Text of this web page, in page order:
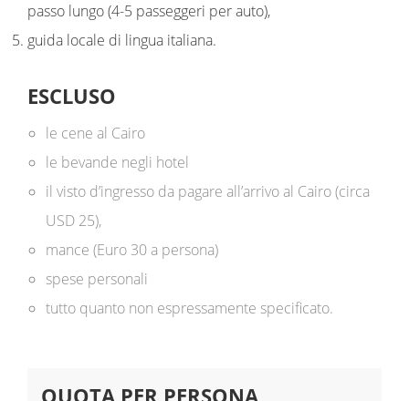
passo lungo (4-5 passeggeri per auto),
guida locale di lingua italiana.
ESCLUSO
le cene al Cairo
le bevande negli hotel
il visto d’ingresso da pagare all’arrivo al Cairo (circa
USD 25),
mance (Euro 30 a persona)
spese personali
tutto quanto non espressamente specificato.
QUOTA PER PERSONA